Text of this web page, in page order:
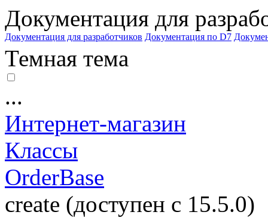
Документация для
Документация для разработчиков Документация по D7
Темная тема
...
Интернет-магазин
Классы
OrderBase
create (доступен с 15.5.0)